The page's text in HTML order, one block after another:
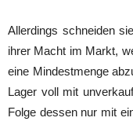
Allerdings schneiden
ihrer Macht im Markt,
eine Mindestmenge
Lager voll mit
Folge dessen nur mit